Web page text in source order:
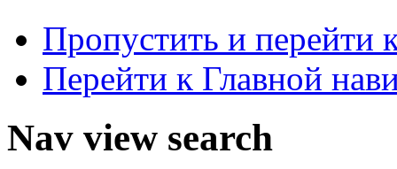
Пропустить и перейти
Перейти к Главной
Nav view search